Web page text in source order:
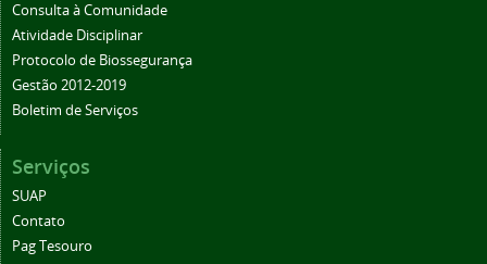
Consulta à Comunidade
Atividade Disciplinar
Protocolo de Biossegurança
Gestão 2012-2019
Boletim de Serviços
Serviços
SUAP
Contato
Pag Tesouro